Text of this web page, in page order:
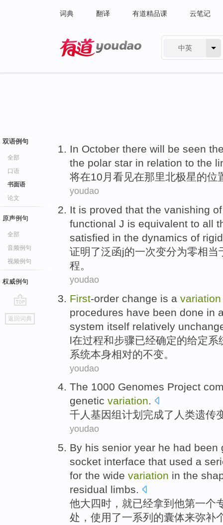
词典 翻译 有道精品课 云笔记
中英
双语例句
全部
口语
书面语
论文
原声例句
全部
音频例句
视频例句
权威例句
go
top
返回词典
In October there will be seen
the polar star in relation to the
将在10月 看见在那里北极星的位
youdao
It is proved that the vanishing of
functional J is equivalent to all
satisfied in the dynamics of
证明了泛函j的一次变分为零相当
程。
youdao
First-order change is a variation
procedures have been done in
system itself relatively
l在过程和步骤已经确定的给定系
系统本身相对的不变 。
youdao
The 1000 Genomes Project
genetic variation.
千人 基因组计划 完成了 人类遗传
youdao
By his senior year he had been
socket interface that used a
for the wide variation in the
residual limbs.
他大四时 ， 就已经拿到 他第一个
处， 使用了一系列 的囊体来弥补